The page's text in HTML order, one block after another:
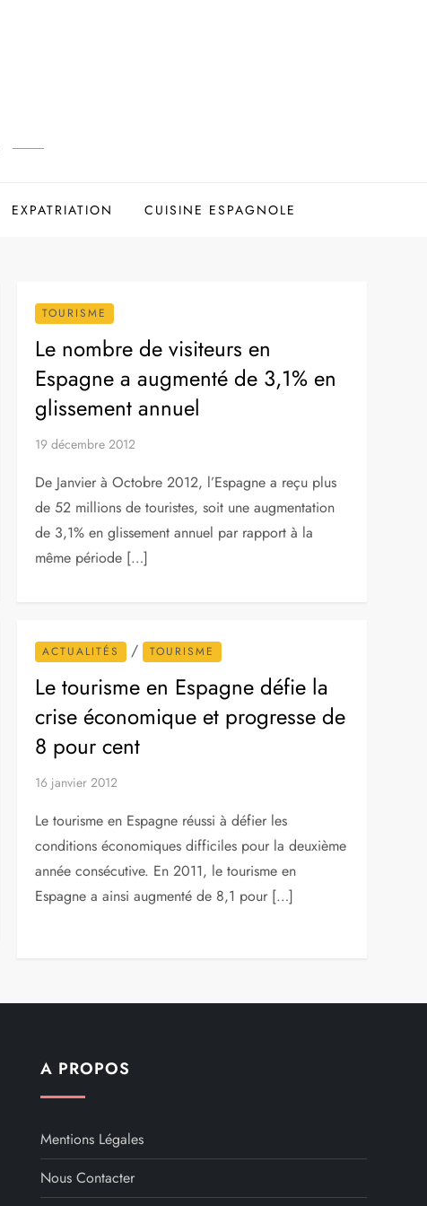
EXPATRIATION CUISINE ESPAGNOLE
TOURISME
Le nombre de visiteurs en
Espagne a augmenté de 3,1% en
glissement annuel
19 décembre 2012
De Janvier à Octobre 2012, l’Espagne a reçu plus
de 52 millions de touristes, soit une augmentation
de 3,1% en glissement annuel par rapport à la
même période […]
ACTUALITÉS / TOURISME
Le tourisme en Espagne défie la
crise économique et progresse de
8 pour cent
16 janvier 2012
Le tourisme en Espagne réussi à défier les
conditions économiques difficiles pour la deuxième
année consécutive. En 2011, le tourisme en
Espagne a ainsi augmenté de 8,1 pour […]
A PROPOS
Mentions Légales
Nous Contacter